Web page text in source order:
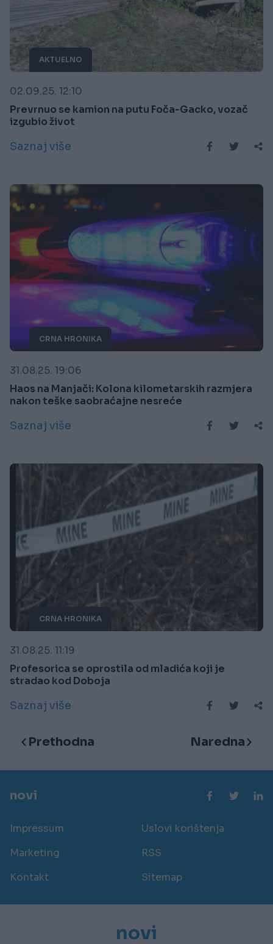
AKTUELNO
02.09.25. 12:10
Prevrnuo se kamion na putu Foča-Gacko, vozač
izgubio život
Saznaj više
CRNA HRONIKA
31.08.25. 19:06
Haos na Manjači: Kolona kilometarskih razmjera
nakon teške saobraćajne nesreće
Saznaj više
CRNA HRONIKA
31.08.25. 11:19
Profesorica se oprostila od mladića koji je
stradao kod Doboja
Saznaj više
Prethodna Naredna
novi
Impressum
Uslovi korištenja
Marketing
RSS
Kontakt
Sitemap
novi